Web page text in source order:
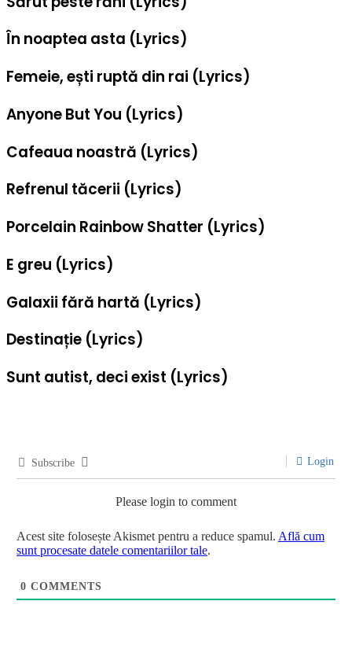
În noaptea asta (Lyrics)
Femeie, ești ruptă din rai (Lyrics)
Anyone But You (Lyrics)
Cafeaua noastră (Lyrics)
Refrenul tăcerii (Lyrics)
Porcelain Rainbow Shatter (Lyrics)
E greu (Lyrics)
Galaxii fără hartă (Lyrics)
Destinație (Lyrics)
Sunt autist, deci exist (Lyrics)
Subscribe Login
Please login to comment
Acest site folosește Akismet pentru a reduce spamul. Află cum
sunt procesate datele comentariilor tale.
0 COMMENTS